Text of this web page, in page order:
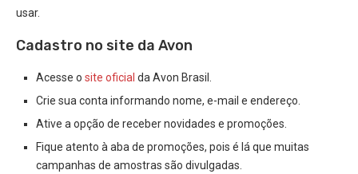
usar.
Cadastro no site da Avon
Acesse o site oficial da Avon Brasil.
Crie sua conta informando nome, e-mail e endereço.
Ative a opção de receber novidades e promoções.
Fique atento à aba de promoções, pois é lá que muitas
campanhas de amostras são divulgadas.